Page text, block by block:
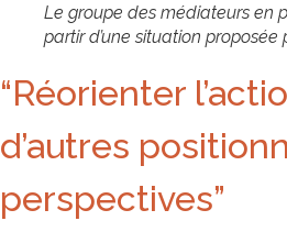
Le groupe des médiateurs en
partir d’une situation proposée
“Réorienter
d’autres
perspectives”